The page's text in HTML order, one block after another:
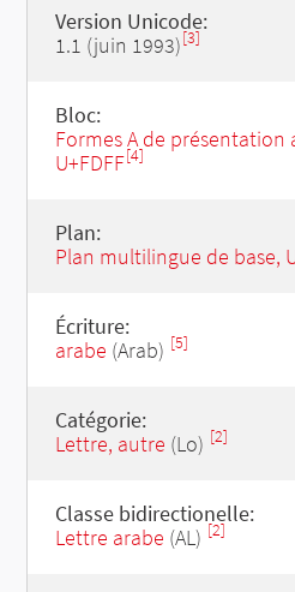
Version Unicode:
1.1 (juin 1993)[3]
Bloc:
Formes A de présentation
U+FDFF[4]
Plan:
Plan multilingue de base,
Écriture:
arabe (Arab) [5]
Catégorie:
Lettre, autre (Lo) [2]
Classe bidirectionelle:
Lettre arabe (AL) [2]